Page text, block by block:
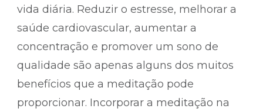
vida diária. Reduzir o estresse, melhorar a
saúde cardiovascular, aumentar a
concentração e promover um sono de
qualidade são apenas alguns dos muitos
benefícios que a meditação pode
proporcionar. Incorporar a meditação na